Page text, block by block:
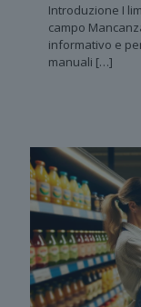
Introduzione I
campo
informativo e
manuali […]